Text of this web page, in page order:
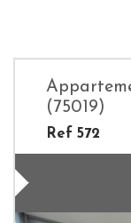
(75019)
Ref 572